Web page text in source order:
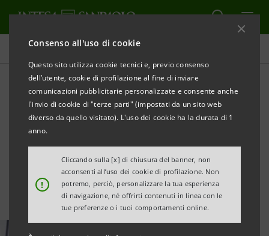
Consenso all'uso di cookie
Questo sito utilizza cookie tecnici e, previo consenso
dell’utente, cookie di profilazione al fine di inviare
comunicazioni pubblicitarie personalizzate e consente anche
l'invio di cookie di "terze parti" (impostati da un sito web
diverso da quello visitato). L'uso dei cookie ha la durata di 1
anno.
!
Cliccando sulla [x] di chiusura del banner, non
acconsenti all’uso dei cookie di profilazione. Non
potremo, perciò, personalizzare la tua esperienza
di navigazione, né offrirti contenuti in linea con le
tue preferenze o i tuoi comportamenti online.
Ultime notizie e approfondimenti
Intesa Sanpaolo ottiene la
certificazione Top Employer
2024